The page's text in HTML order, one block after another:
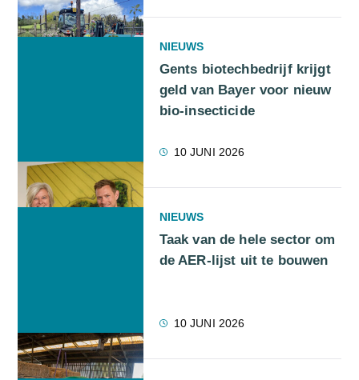
NIEUWS
Gents biotechbedrijf krijgt
geld van Bayer voor nieuw
bio-insecticide
10 JUNI 2026
NIEUWS
Taak van de hele sector om
de AER-lijst uit te bouwen
10 JUNI 2026